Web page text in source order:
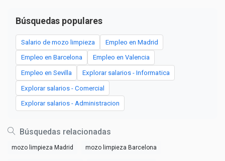
Búsquedas populares
Salario de mozo limpieza Empleo en Madrid
Empleo en Barcelona Empleo en Valencia
Empleo en Sevilla Explorar salarios - Informatica
Explorar salarios - Comercial
Explorar salarios - Administracion
Búsquedas relacionadas
mozo limpieza Madrid mozo limpieza Barcelona